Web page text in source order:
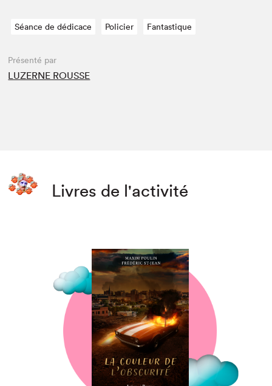
Séance de dédicace Policier Fantastique
Présenté par
LUZERNE ROUSSE
Livres de l'activité